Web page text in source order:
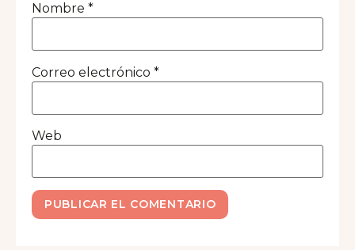
Nombre *
Correo electrónico *
Web